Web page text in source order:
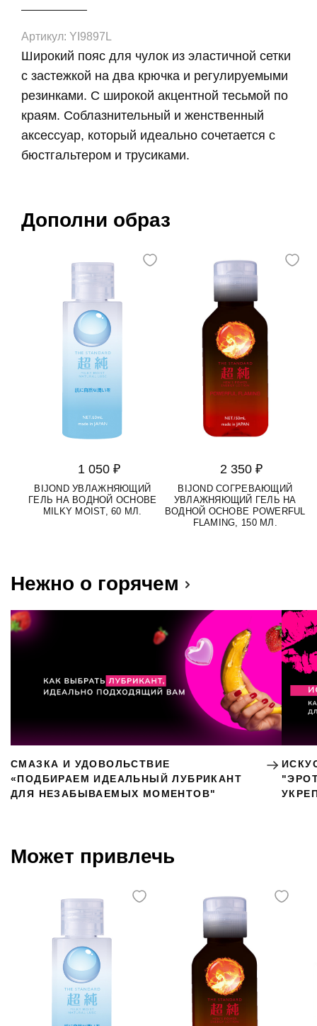
Артикул: YI9897L
Широкий пояс для чулок из эластичной сетки
с застежкой на два крючка и регулируемыми
резинками. С широкой акцентной тесьмой по
краям. Соблазнительный и женственный
аксессуар, который идеально сочетается с
бюстгальтером и трусиками.
Дополни образ
1 050 ₽
BIJOND УВЛАЖНЯЮЩИЙ
ГЕЛЬ НА ВОДНОЙ ОСНОВЕ
MILKY MOIST, 60 МЛ.
2 350 ₽
BIJOND СОГРЕВАЮЩИЙ
УВЛАЖНЯЮЩИЙ ГЕЛЬ НА
ВОДНОЙ ОСНОВЕ POWERFUL
FLAMING, 150 МЛ.
Нежно о горячем
СМАЗКА И УДОВОЛЬСТВИЕ
«ПОДБИРАЕМ ИДЕАЛЬНЫЙ ЛУБРИКАНТ
ДЛЯ НЕЗАБЫВАЕМЫХ МОМЕНТОВ"
Может привлечь